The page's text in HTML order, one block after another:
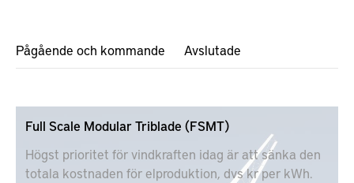
Pågående och kommande Avslutade
Full Scale Modular Triblade (FSMT)
Högst prioritet för vindkraften idag är att sänka den
totala kostnaden för elproduktion, dvs kr per kWh.